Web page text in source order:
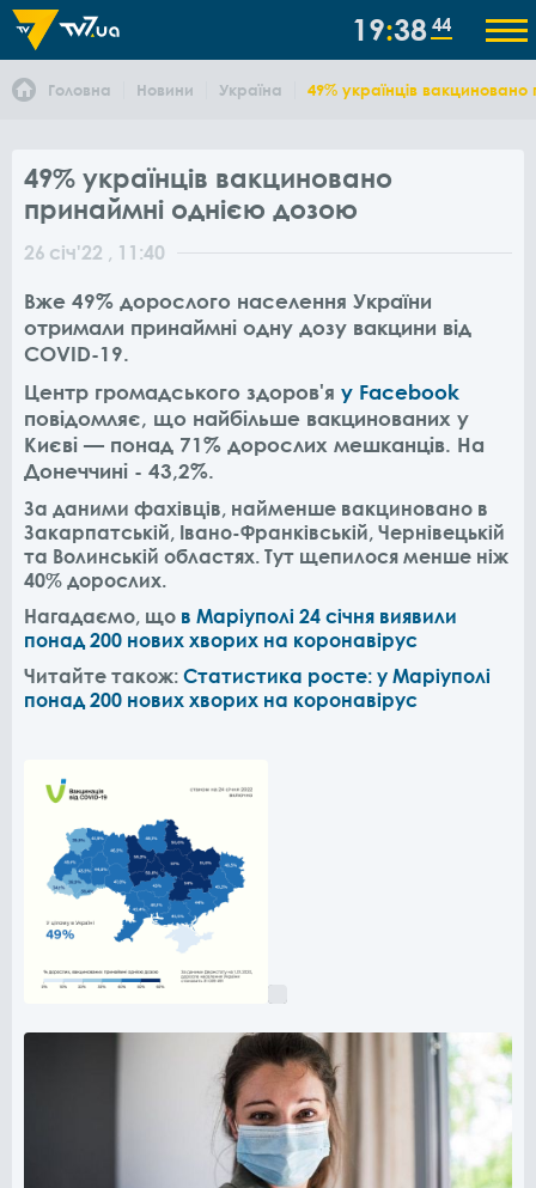
19 38 44
Головна Новини Україна 49% українців
49% українців вакциновано
принаймні однією дозою
26 січ'22 , 11:40
Вже 49% дорослого населення України
отримали принаймні одну дозу вакцини від
COVID-19.
Центр громадського здоров'я у Facebook
повідомляє, що найбільше вакцинованих у
Києві — понад 71% дорослих мешканців. На
Донеччині - 43,2%.
За даними фахівців, найменше вакциновано в
Закарпатській, Івано-Франківській, Чернівецькій
та Волинській областях. Тут щепилося менше ніж
40% дорослих.
Нагадаємо, що в Маріуполі 24 січня виявили
понад 200 нових хворих на коронавірус
Читайте також: Статистика росте: у Маріуполі
понад 200 нових хворих на коронавірус